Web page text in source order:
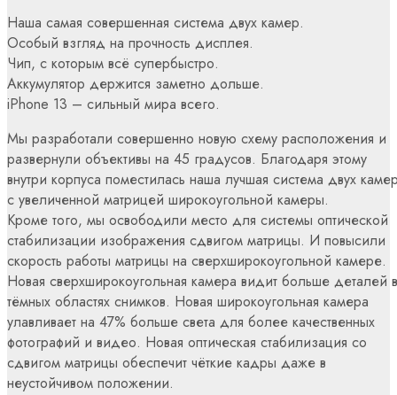
Наша самая совершенная система двух камер.
Особый взгляд на прочность дисплея.
Чип, с которым всё супербыстро.
Аккумулятор держится заметно дольше.
iPhone 13 – сильный мира всего.
Мы разработали совершенно новую схему расположения и
развернули объективы на 45 градусов. Благодаря этому
внутри корпуса поместилась наша лучшая система двух
с увеличенной матрицей широкоугольной камеры.
Кроме того, мы освободили место для системы оптической
стабилизации изображения сдвигом матрицы. И повысили
скорость работы матрицы на сверхширокоугольной камере.
Новая сверхширокоугольная камера видит больше деталей в
тёмных областях снимков. Новая широкоугольная камера
улавливает на 47% больше света для более качественных
фотографий и видео. Новая оптическая стабилизация со
сдвигом матрицы обеспечит чёткие кадры даже в
неустойчивом положении.